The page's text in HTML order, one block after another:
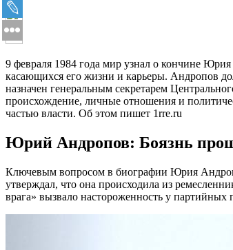
9 февраля 1984 года мир узнал о кончине
касающихся его жизни и карьеры. Андропов
назначен генеральным секретарем
происхождение, личные отношения и
частью власти. Об этом пишет 1rre.ru
Юрий Андропов: Боязнь
Ключевым вопросом в биографии Юрия
утверждал, что она происходила из
врага» вызвало настороженность у